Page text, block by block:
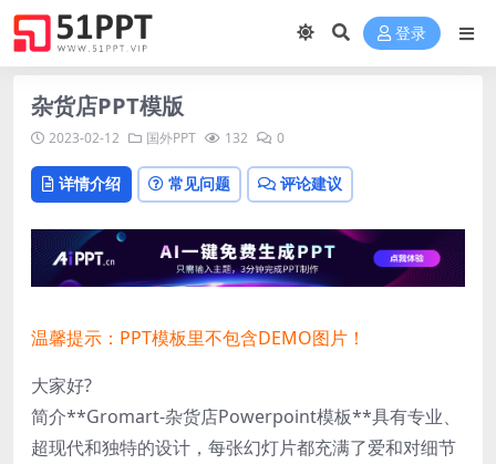
登录
杂货店PPT模版
2023-02-12 国外PPT 132 0
详情介绍 常见问题 评论建议
温馨提示：PPT模板里不包含DEMO图片！
大家好?
简介**Gromart-杂货店Powerpoint模板**具有专业、
超现代和独特的设计，每张幻灯片都充满了爱和对细节